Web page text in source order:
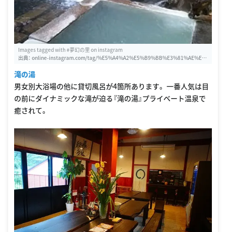
Images tagged with #夢幻の里 on instagram
出典： online-instagram.com/tag/%E5%A4%A2%E5%B9%BB%E3%81%AE%E
滝の湯
男女別大浴場の他に貸切風呂が4箇所あります。 一番人気は目
の前にダイナミックな滝が迫る『滝の湯』プライベート温泉で
癒されて。